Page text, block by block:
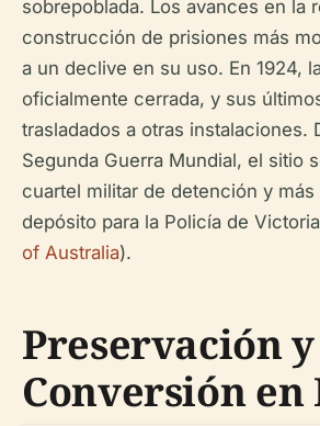
sobrepoblada. Los avances en la
construcción de prisiones más
a un declive en su uso. En 1924,
oficialmente cerrada, y sus
trasladados a otras instalaciones.
Segunda Guerra Mundial, el sitio
cuartel militar de detención y
depósito para la Policía de
of Australia).
Preservación y
Conversión en